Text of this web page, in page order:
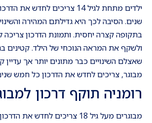
ילדים מתחת לגיל 14 צריכים לחדש
שנים. הסיבה לכך היא גדילתם המהירה
בתקופה קצרה יחסית. ותמונת הדרכון צריכה
שאצלם השינויים כבר מתונים יותר אך עדיין
מבוגר, צריכים לחדש את הדרכון כל חמש
רומניה תוקף דרכון
מבוגרים מעל גיל 18 צריכים לחדש